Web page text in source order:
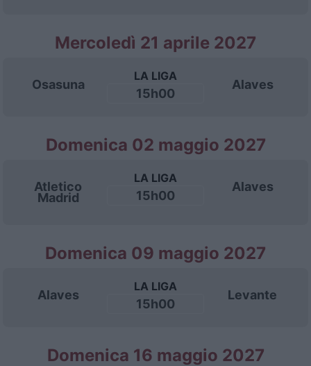
Mercoledì 21 aprile 2027
Osasuna
LA LIGA
15h00
Alaves
Domenica 02 maggio 2027
Atletico
Madrid
LA LIGA
15h00
Alaves
Domenica 09 maggio 2027
Alaves
LA LIGA
15h00
Levante
Domenica 16 maggio 2027